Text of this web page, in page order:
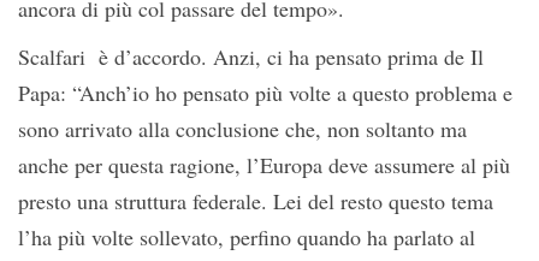
ancora di più col passare del tempo».
Scalfari è d’accordo. Anzi, ci ha pensato prima de Il
Papa: “Anch’io ho pensato più volte a questo problema e
sono arrivato alla conclusione che, non soltanto ma
anche per questa ragione, l’Europa deve assumere al più
presto una struttura federale. Lei del resto questo tema
l’ha più volte sollevato, perfino quando ha parlato al